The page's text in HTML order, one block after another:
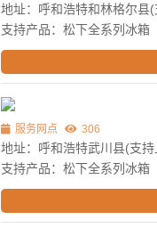
地址：呼和浩特和林格尔县
支持产品：松下全系列冰箱
服务网点 306
地址：呼和浩特武川县(支
支持产品：松下全系列冰箱